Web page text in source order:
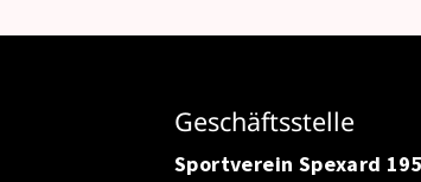
Geschäftsstelle
Sportverein Spexard